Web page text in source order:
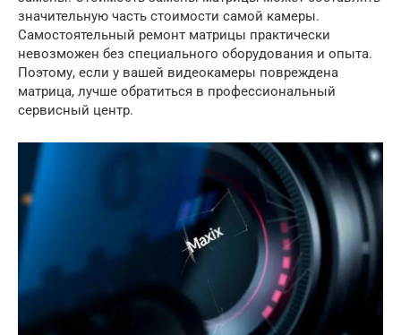
значительную часть стоимости самой камеры.
Самостоятельный ремонт матрицы практически
невозможен без специального оборудования и опыта.
Поэтому, если у вашей видеокамеры повреждена
матрица, лучше обратиться в профессиональный
сервисный центр.